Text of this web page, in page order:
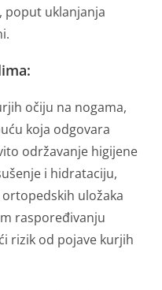
poput uklanjanja
očiju na nogama,
koja odgovara
održavanje higijene
i hidrataciju,
uložaka
raspoređivanju
rizik od pojave kurjih